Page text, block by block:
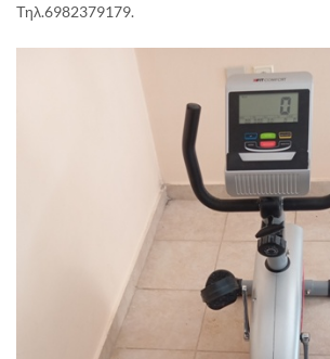
Τηλ.6982379179.